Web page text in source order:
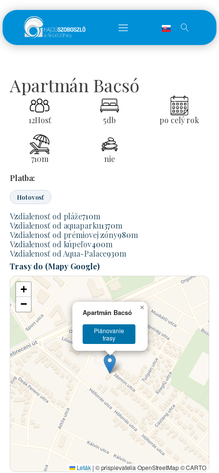
Apartmán Bacsó
12Hosť 5db po celý rok
710m
nie
Platba:
Hotovosť
Vzdialenosť od pláže710m
Vzdialenosť od aquaparku1370m
Vzdialenosť od prémiovej zóny980m
Vzdialenosť od kúpeľov400m
Vzdialenosť od Aqua-Palace930m
Trasy do (Mapy Google)
Apartmán Bacsó
Plánovanie
trasy
×
+
−
Leták | © prispievatelia OpenStreetMap © CARTO